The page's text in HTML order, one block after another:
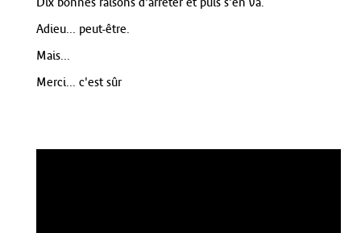
Dix bonnes raisons d'arrêter et puis s'en va.
Adieu... peut-être.
Mais...
Merci... c'est sûr